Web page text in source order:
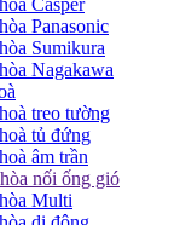
Panasonic
Sumikura
Nagakawa
treo tường
tủ đứng
âm trần
nối ống gió
Multi